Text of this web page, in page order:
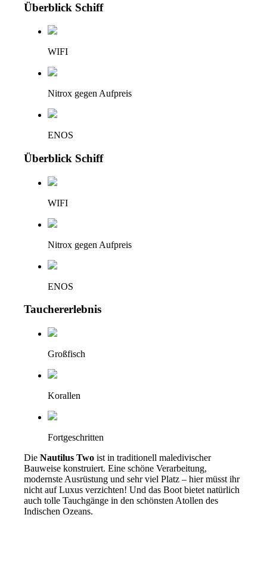
Überblick Schiff
WIFI
Nitrox gegen Aufpreis
ENOS
Überblick Schiff
WIFI
Nitrox gegen Aufpreis
ENOS
Tauchererlebnis
Großfisch
Korallen
Fortgeschritten
DieNautilus Two ist in traditionell maledivischer
Bauweise konstruiert. Eine schöne Verarbeitung,
modernste Ausrüstung und sehr viel Platz – hier müsst ihr
nicht auf Luxus verzichten! Und das Boot bietet natürlich
auch tolle Tauchgänge in den schönsten Atollen des
Indischen Ozeans.